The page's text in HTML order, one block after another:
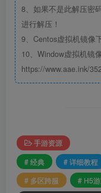
8、如果不是此解压密
进行解压！
9、Centos虚拟机镜像
10、Window虚拟机镜
https://www.aae.ink/
手游资源
# 经典
# 详细教程
# 多区跨服
# H5